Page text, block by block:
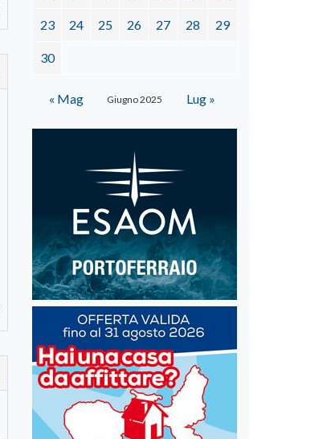
Giugno 2025
23 24 25 26 27 28 29
30
« Mag Lug »